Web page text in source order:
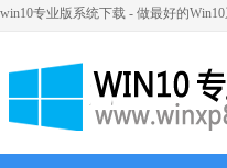
win10专业版系统下载 - 做最好的Win10